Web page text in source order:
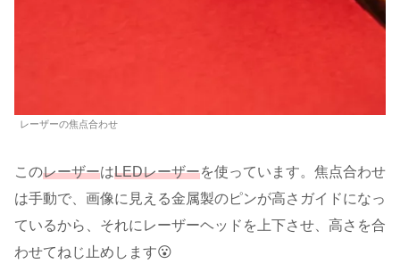
レーザーの焦点合わせ
このレーザーはLEDレーザーを使っています。焦点合わせ
は手動で、画像に見える金属製のピンが高さガイドになっ
ているから、それにレーザーヘッドを上下させ、高さを合
わせてねじ止めします😮